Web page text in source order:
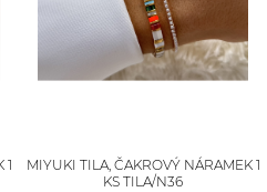
1
MIYUKI TILA, ČAKROVÝ NÁRAMEK 1
KS TILA/N36